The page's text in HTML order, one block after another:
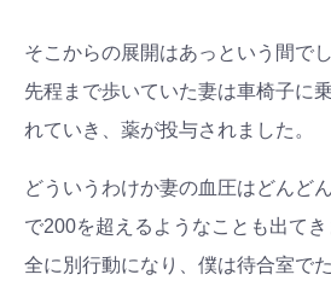
そこからの展開はあっという間でし
先程まで歩いていた妻は車椅子に
れていき、薬が投与されました。
どういうわけか妻の血圧はどんど
で200を超えるようなことも出て
全に別行動になり、僕は待合室で